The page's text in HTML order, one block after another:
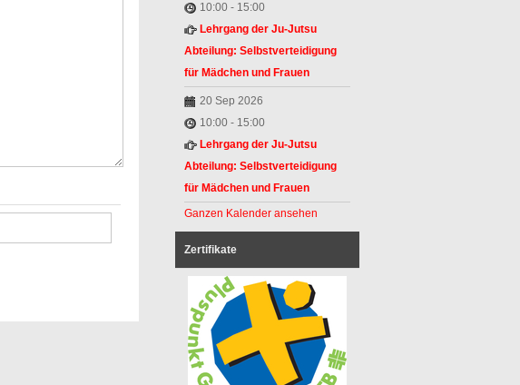
10:00 - 15:00
Lehrgang der Ju-Jutsu
Abteilung: Selbstverteidigung
für Mädchen und Frauen
20 Sep 2026
10:00 - 15:00
Lehrgang der Ju-Jutsu
Abteilung: Selbstverteidigung
für Mädchen und Frauen
Ganzen Kalender ansehen
Zertifikate